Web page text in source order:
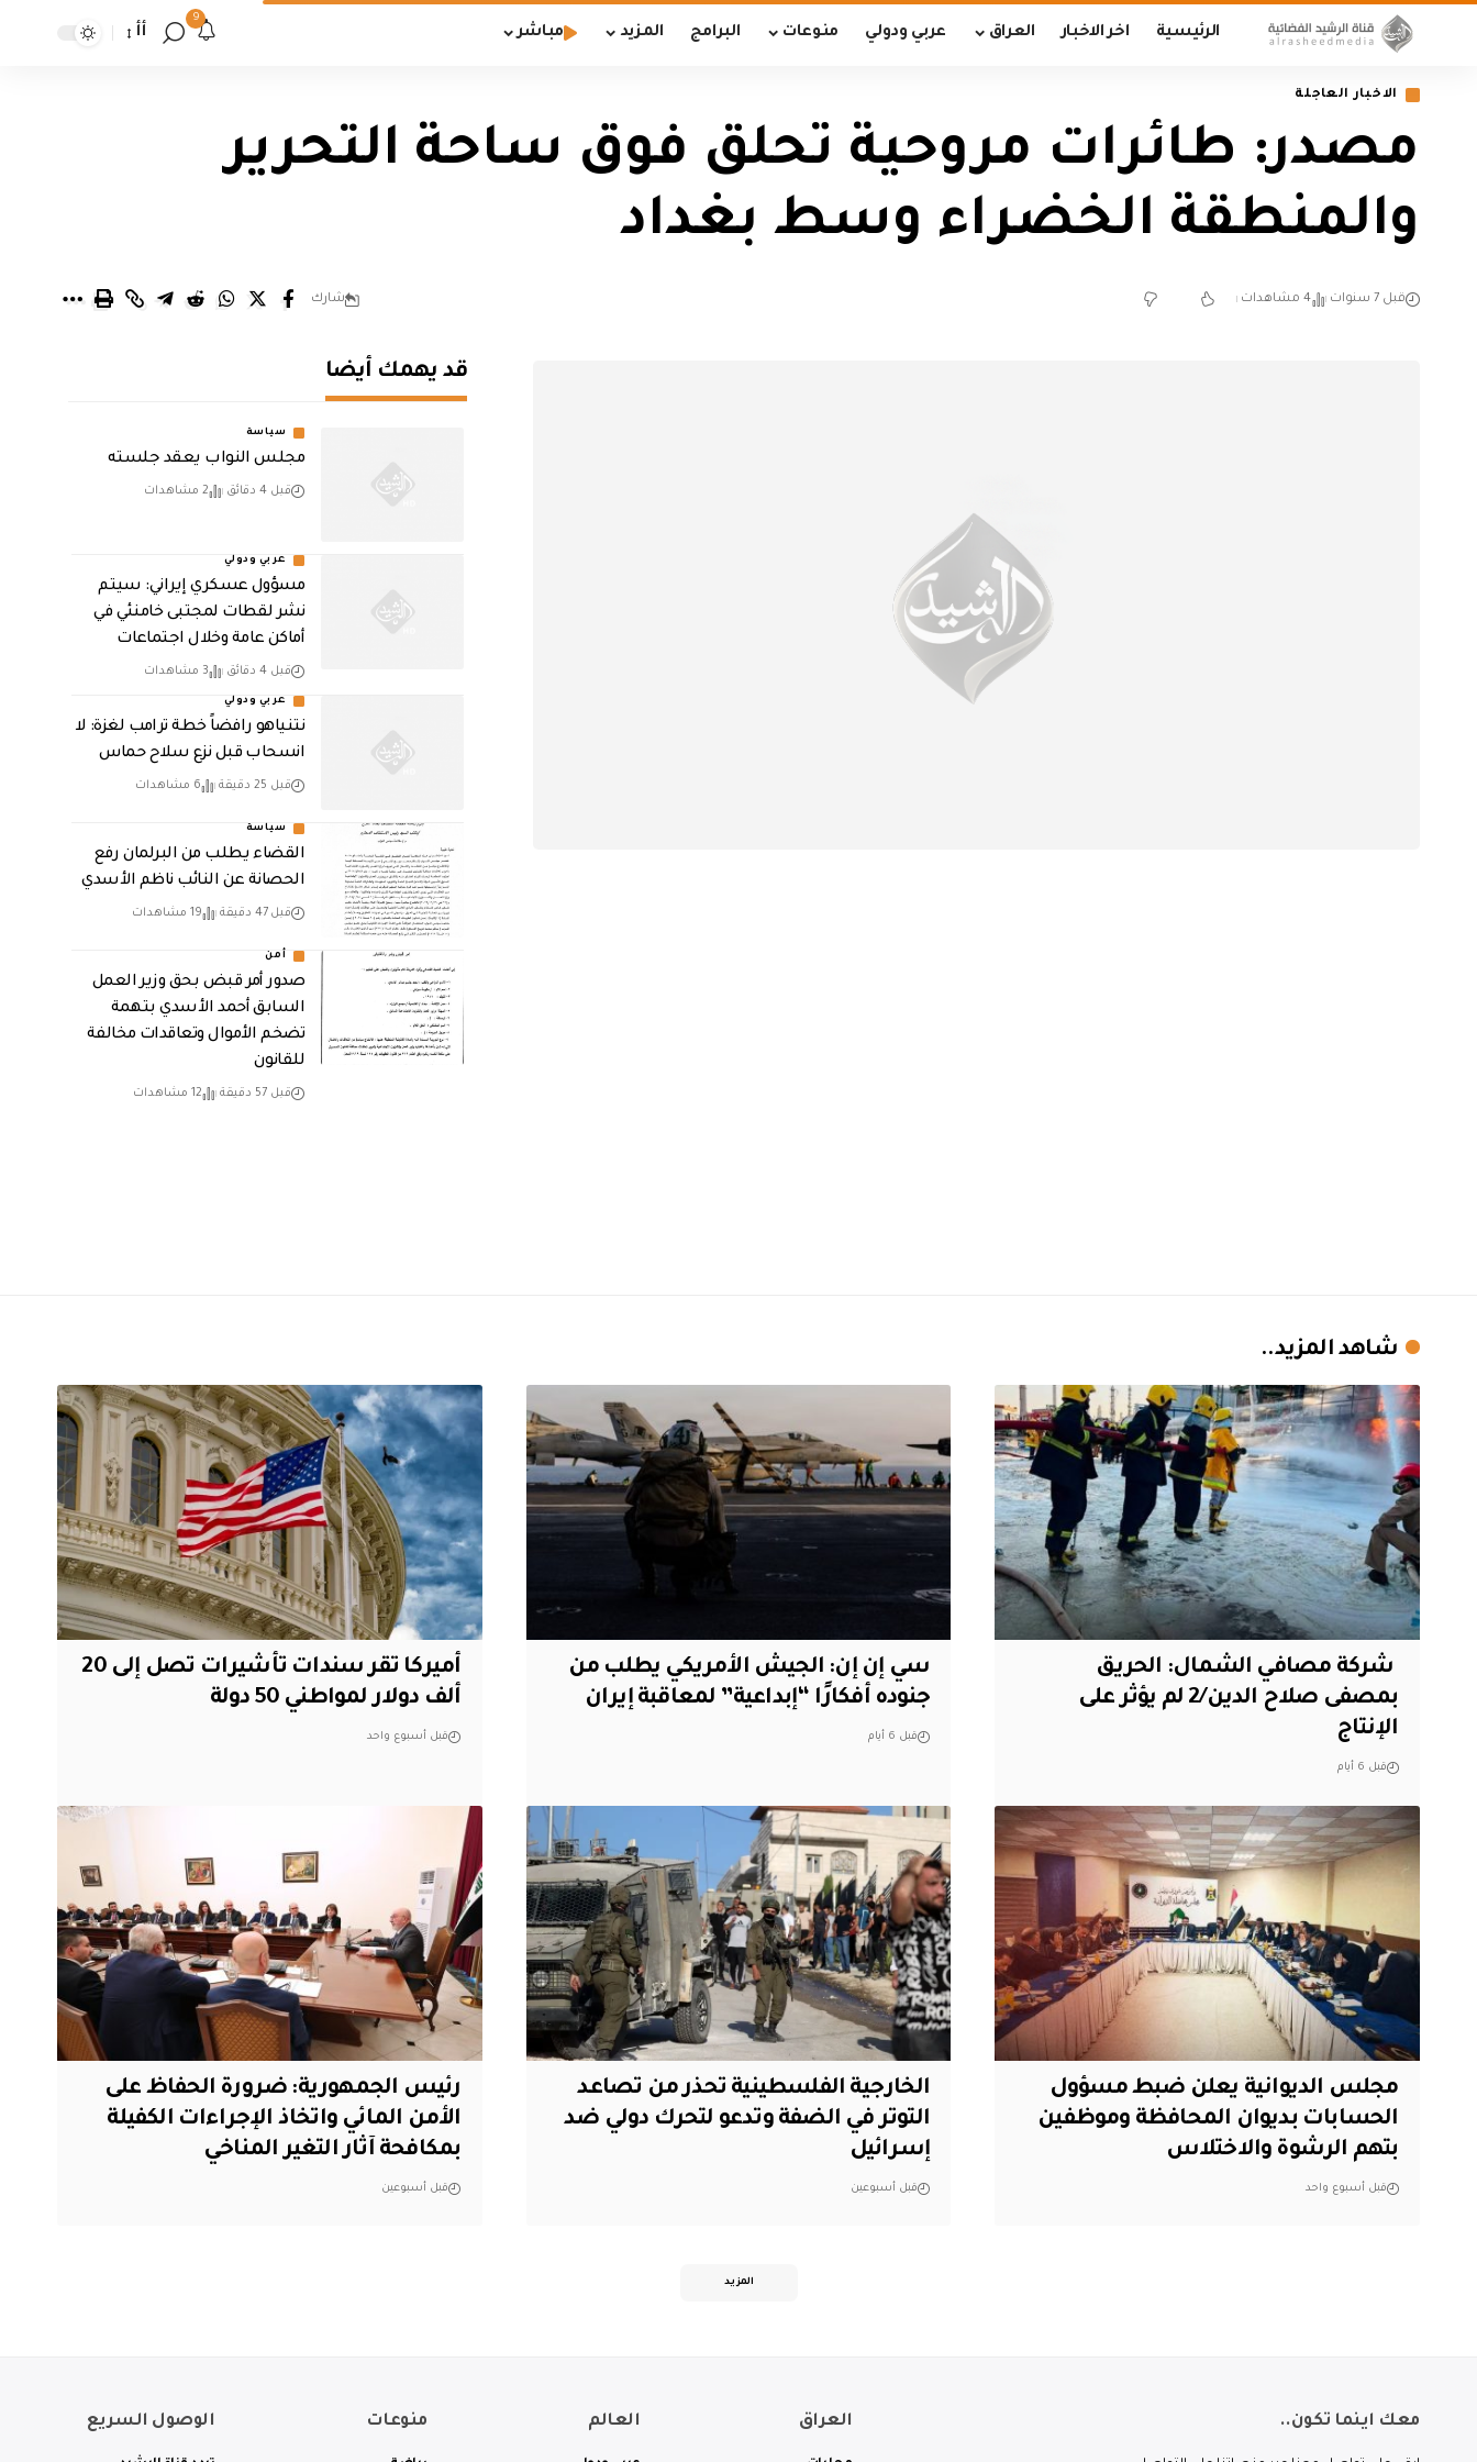
الرئيسية اخر الاخبار العراق عربي ودولي منوعات البرامج المزيد مباشر
9
أأ
الاخبار العاجلة
مصدر: طائرات مروحية تحلق فوق ساحة التحرير
والمنطقة الخضراء وسط بغداد
قبل 7 سنوات 4 مشاهدات شارك
قد يهمك أيضا
سياسة
مجلس النواب يعقد جلسته
قبل 4 دقائق 2 مشاهدات
عربي ودولي
مسؤول عسكري إيراني: سيتم
نشر لقطات لمجتبى خامنئي في
أماكن عامة وخلال اجتماعات
قبل 4 دقائق 3 مشاهدات
عربي ودولي
نتنياهو رافضاً خطة ترامب لغزة: لا
انسحاب قبل نزع سلاح حماس
قبل 25 دقيقة 6 مشاهدات
سياسة
القضاء يطلب من البرلمان رفع
الحصانة عن النائب ناظم الأسدي
قبل 47 دقيقة 19 مشاهدات
أمن
صدور أمر قبض بحق وزير العمل
السابق أحمد الأسدي بتهمة
تضخم الأموال وتعاقدات مخالفة
للقانون
قبل 57 دقيقة 12 مشاهدات
شاهد المزيد..
‏ شركة مصافي الشمال: الحريق
بمصفى صلاح الدين/2 لم يؤثر على
الإنتاج
قبل 6 أيام
سي إن إن: الجيش الأمريكي يطلب من
جنوده أفكارًا “إبداعية” لمعاقبة إيران
قبل 6 أيام
أميركا تقر سندات تأشيرات تصل إلى 20
ألف دولار لمواطني 50 دولة
قبل أسبوع واحد
مجلس الديوانية يعلن ضبط مسؤول
الحسابات بديوان المحافظة وموظفين
بتهم الرشوة والاختلاس
قبل أسبوع واحد
الخارجية الفلسطينية تحذر من تصاعد
التوتر في الضفة وتدعو لتحرك دولي ضد
إسرائيل
قبل أسبوعين
رئيس الجمهورية: ضرورة الحفاظ على
الأمن المائي واتخاذ الإجراءات الكفيلة
بمكافحة آثار التغير المناخي
قبل أسبوعين
المزيد
معك اينما تكون.. العراق العالم منوعات الوصول السريع